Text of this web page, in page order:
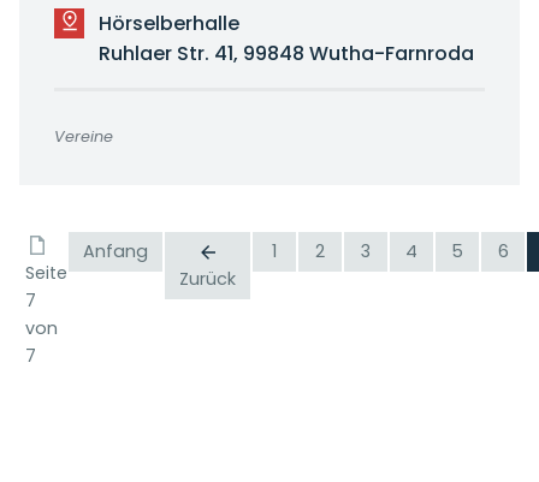
Hörselberhalle
Ruhlaer Str. 41, 99848 Wutha-Farnroda
Vereine
Seite
7
von
7
Anfang
Zurück
1 2 3 4 5 6